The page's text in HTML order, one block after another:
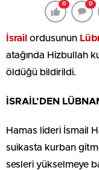
0 0
İsrail ordusunun
atağında Hizbullah
öldüğü bildirildi.
İSRAİL’DEN
Hamas lideri İsmail
suikasta kurban
sesleri yükselmeye